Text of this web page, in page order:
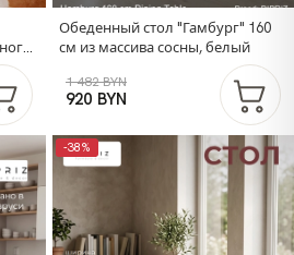
Обеденный стол "Гамбург" 160
см из массива сосны, белый
1 482 BYN
920 BYN
-38%